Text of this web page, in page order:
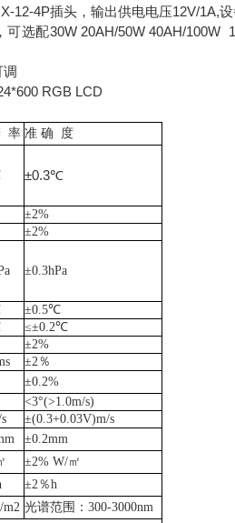
4P插头，输出供电电压12V/1A,
配30W 20AH/50W 40AH/100W
RGB LCD
率 准 确 度
±0.3℃
±2%
±2%
±0.3hPa
±0.5℃
≤±0.2℃
±2%
±2％
±0.2%
<3°(>1.0m/s)
±(0.3+0.03V)m/s
±0.2mm
±2% W/㎡
±2％h
m2 光谱范围：300-3000nm